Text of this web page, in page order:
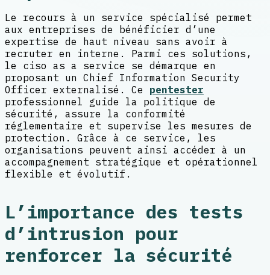
Le recours à un service spécialisé permet
aux entreprises de bénéficier d’une
expertise de haut niveau sans avoir à
recruter en interne. Parmi ces solutions,
le ciso as a service se démarque en
proposant un Chief Information Security
Officer externalisé. Ce pentester
professionnel guide la politique de
sécurité, assure la conformité
réglementaire et supervise les mesures de
protection. Grâce à ce service, les
organisations peuvent ainsi accéder à un
accompagnement stratégique et opérationnel
flexible et évolutif.
L’importance des tests
d’intrusion pour
renforcer la sécurité